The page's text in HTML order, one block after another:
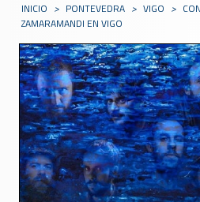
INICIO > PONTEVEDRA > VIGO >
ZAMARAMANDI EN VIGO